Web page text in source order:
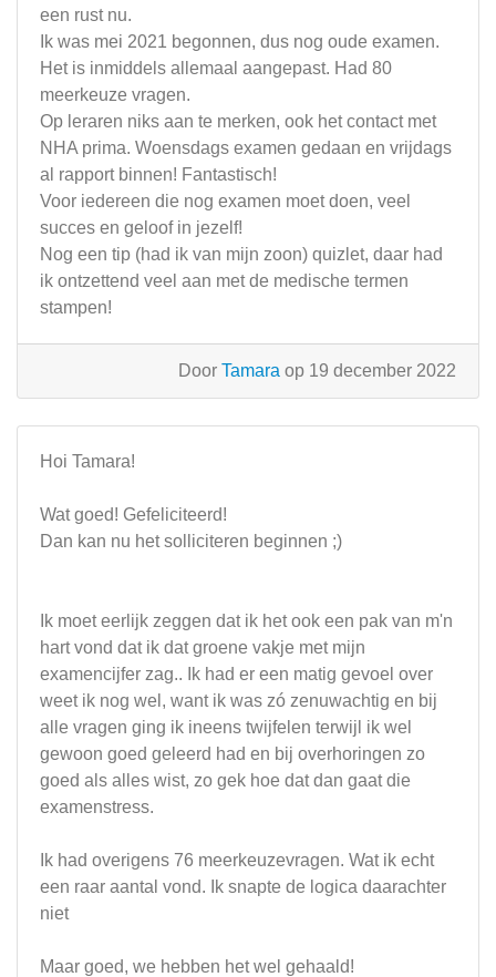
een rust nu.
Ik was mei 2021 begonnen, dus nog oude examen.
Het is inmiddels allemaal aangepast. Had 80
meerkeuze vragen.
Op leraren niks aan te merken, ook het contact met
NHA prima. Woensdags examen gedaan en vrijdags
al rapport binnen! Fantastisch!
Voor iedereen die nog examen moet doen, veel
succes en geloof in jezelf!
Nog een tip (had ik van mijn zoon) quizlet, daar had
ik ontzettend veel aan met de medische termen
stampen!
Door Tamara op 19 december 2022
Hoi Tamara!
Wat goed! Gefeliciteerd!
Dan kan nu het solliciteren beginnen ;)
Ik moet eerlijk zeggen dat ik het ook een pak van m'n
hart vond dat ik dat groene vakje met mijn
examencijfer zag.. Ik had er een matig gevoel over
weet ik nog wel, want ik was zó zenuwachtig en bij
alle vragen ging ik ineens twijfelen terwijl ik wel
gewoon goed geleerd had en bij overhoringen zo
goed als alles wist, zo gek hoe dat dan gaat die
examenstress.
Ik had overigens 76 meerkeuzevragen. Wat ik echt
een raar aantal vond. Ik snapte de logica daarachter
niet
Maar goed, we hebben het wel gehaald!